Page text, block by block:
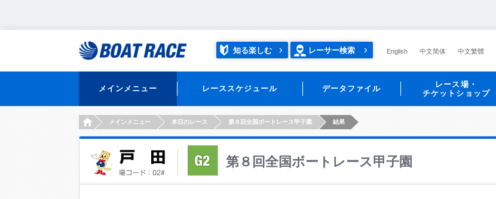
知る楽しむ レーサー検索 English 中文简体 中文繁體
メインメニュー レーススケジュール データファイル
レース場・
チケットショップ
HOMEメインメニュー 本日のレース 第８回全国ボートレース甲子園 結果
第８回全国ボートレース甲子園